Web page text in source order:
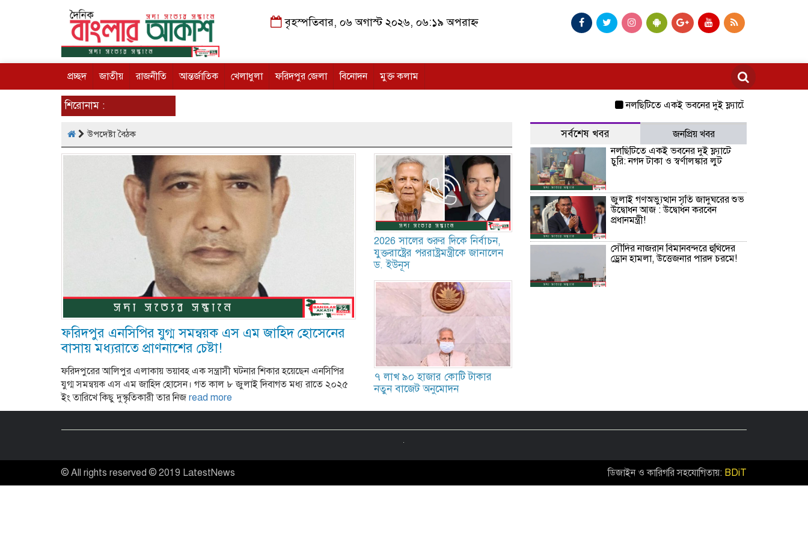
বৃহস্পতিবার, ০৬ অগাস্ট ২০২৬, ০৬:১৯ অপরাহ্ন
প্রচ্ছদ জাতীয় রাজনীতি আন্তর্জাতিক খেলাধুলা ফরিদপুর জেলা বিনোদন মুক্ত কলাম
শিরোনাম : নলছিটিতে একই ভবনের দুই ফ্ল্যাটে চুরি: নগদ টাকা ও
উপদেষ্টা বৈঠক
ফরিদপুর এনসিপির যুগ্ম সমন্বয়ক এস এম জাহিদ হোসেনের
বাসায় মধ্যরাতে প্রাণনাশের চেষ্টা!
ফরিদপুরের আলিপুর এলাকায় ভয়াবহ এক সন্ত্রাসী ঘটনার শিকার হয়েছেন এনসিপির
যুগ্ম সমন্বয়ক এস এম জাহিদ হোসেন। গত কাল ৮ জুলাই দিবাগত মধ্য রাতে ২০২৫
ইং তারিখে কিছু দুস্কৃতিকারী তার নিজ read more
2026 সালের শুরুর দিকে নির্বাচন,
যুক্তরাষ্ট্রের পররাষ্ট্রমন্ত্রীকে জানালেন
ড. ইউনূস
৭ লাখ ৯০ হাজার কোটি টাকার
নতুন বাজেট অনুমোদন
সর্বশেষ খবর
জনপ্রিয় খবর
নলছিটিতে একই ভবনের দুই ফ্ল্যাটে
চুরি: নগদ টাকা ও স্বর্ণালঙ্কার লুট
জুলাই গণঅভ্যুত্থান সৃতি জাদুঘরের শুভ
উদ্বোধন আজ : উদ্বোধন করবেন
প্রধানমন্ত্রী!
সৌদির নাজরান বিমানবন্দরে হুথিদের
ড্রোন হামলা, উত্তেজনার পারদ চরমে!
ভিনিসিউস
© All rights reserved © 2019 LatestNews ডিজাইন ও কারিগরি সহযোগিতায়: BDiT